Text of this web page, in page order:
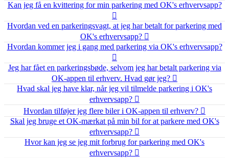
Kan jeg få en kvittering for min parkering med OK's erhvervsapp?
Hvordan ved en parkeringsvagt, at jeg har betalt for parkering med
OK's erhvervsapp?
Hvordan kommer jeg i gang med parkering via OK's erhvervsapp?
Jeg har fået en parkeringsbøde, selvom jeg har betalt parkering via
OK-appen til erhverv. Hvad gør jeg?
Hvad skal jeg have klar, når jeg vil tilmelde parkering i OK's
erhvervsapp?
Hvordan tilføjer jeg flere biler i OK-appen til erhverv?
Skal jeg bruge et OK-mærkat på min bil for at parkere med OK's
erhvervsapp?
Hvor kan jeg se jeg mit forbrug for parkering med OK's
erhvervsapp?